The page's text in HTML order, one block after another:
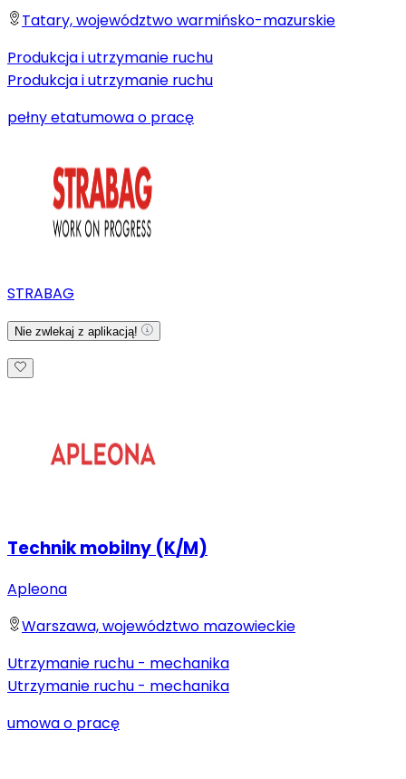
Tatary, województwo warmińsko-mazurskie
Produkcja i utrzymanie ruchu
Produkcja i utrzymanie ruchu
pełny etatumowa o pracę
STRABAG
Nie zwlekaj z aplikacją!
Technik mobilny (K/M)
Apleona
Warszawa, województwo mazowieckie
Utrzymanie ruchu - mechanika
Utrzymanie ruchu - mechanika
umowa o pracę